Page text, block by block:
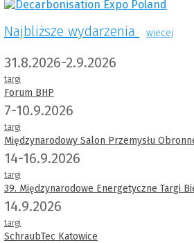
Najbliższe wydarzenia wiecej
31.8.2026-2.9.2026
targi
Forum BHP
7-10.9.2026
targi
Międzynarodowy Salon Przemysłu
14-16.9.2026
targi
39. Międzynarodowe Energetyczne Targi
14.9.2026
targi
SchraubTec Katowice